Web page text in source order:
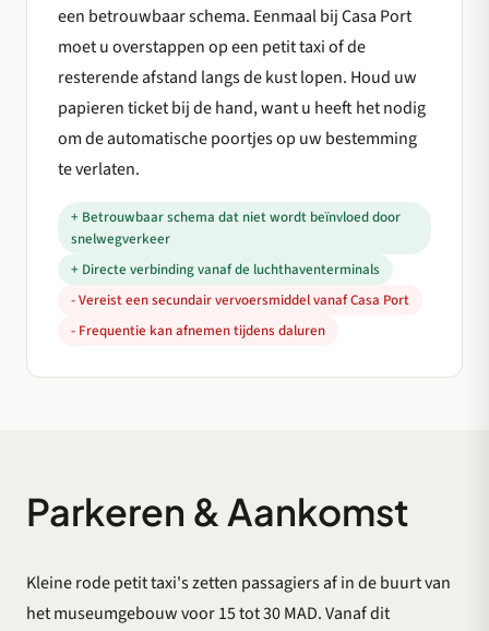
een betrouwbaar schema. Eenmaal bij Casa Port
moet u overstappen op een petit taxi of de
resterende afstand langs de kust lopen. Houd uw
papieren ticket bij de hand, want u heeft het nodig
om de automatische poortjes op uw bestemming
te verlaten.
+ Betrouwbaar schema dat niet wordt beïnvloed door
snelwegverkeer
+ Directe verbinding vanaf de luchthaventerminals
- Vereist een secundair vervoersmiddel vanaf Casa Port
- Frequentie kan afnemen tijdens daluren
Parkeren & Aankomst
Kleine rode petit taxi's zetten passagiers af in de buurt van
het museumgebouw voor 15 tot 30 MAD. Vanaf dit